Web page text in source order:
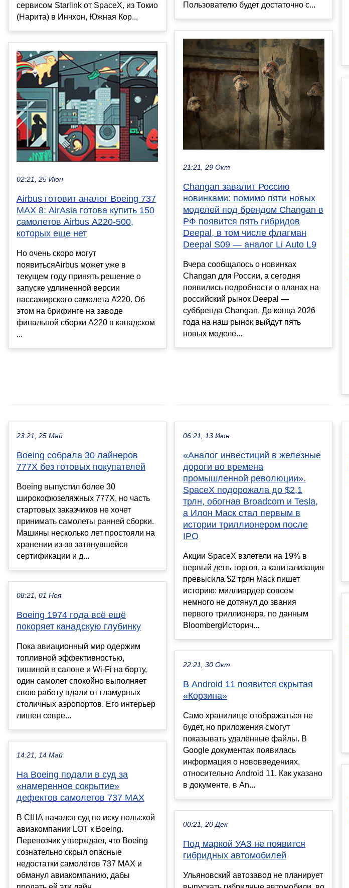
сервисом Starlink от SpaceX, из Токио
(Нарита) в Инчхон, Южная Кор...
02:21, 25 Июн
Airbus готовит аналог Boeing 737
MAX 8: AirAsia готова купить 150
самолетов Airbus A220-500,
которых еще нет
Но очень скоро могут
появитьсяAirbus может уже в
текущем году принять решение о
запуске удлиненной версии
пассажирского самолета A220. Об
этом на брифинге на заводе
финальной сборки A220 в канадском
...
Пользователю будет достаточно с...
21:21, 29 Окт
Changan завалит Россию
новинками: помимо пяти новых
моделей под брендом Changan в
РФ появится пять гибридов
Deepal, в том числе флагман
Deepal S09 — аналог Li Auto L9
Вчера сообщалось о новинках
Changan для России, а сегодня
появились подробности о планах на
российский рынок Deepal —
суббренда Changan. До конца 2026
года на наш рынок выйдут пять
новых моделе...
23:21, 25 Май
Boeing собрала 30 лайнеров
777X без готовых покупателей
Boeing выпустил более 30
широкофюзеляжных 777X, но часть
стартовых заказчиков не хочет
принимать самолеты ранней сборки.
Машины несколько лет простояли на
хранении из-за затянувшейся
сертификации и д...
08:21, 01 Ноя
Boeing 1974 года всё ещё
покоряет канадскую глубинку
Пока авиационный мир одержим
топливной эффективностью,
тишиной в салоне и Wi-Fi на борту,
один самолет спокойно выполняет
свою работу вдали от гламурных
столичных аэропортов. Его интерьер
лишен совре...
14:21, 14 Май
На Boeing подали в суд за
«намеренное сокрытие»
дефектов самолетов 737 MAX
В США начался суд по иску польской
авиакомпании LOT к Boeing.
Перевозчик утверждает, что Boeing
сознательно скрыл опасные
недостатки самолётов 737 MAX и
обманул авиакомпанию, дабы
06:21, 13 Июн
«Аналог инвестиций в железные
дороги во времена
промышленной революции».
SpaceX подорожала до $2,1
трлн, обогнав Broadcom и Tesla,
а Илон Маск стал первым в
истории триллионером после
IPO
Акции SpaceX взлетели на 19% в
первый день торгов, а капитализация
превысила $2 трлн Маск пишет
историю: миллиардер совсем
немного не дотянул до звания
первого триллионера, по данным
BloombergИсторич...
22:21, 30 Окт
В Android 11 появится скрытая
«Корзина»
Само хранилище отображаться не
будет, но приложения смогут
показывать удалённые файлы. В
Google документах появилась
информация о нововведениях,
относительно Android 11. Как указано
в документе, в An...
00:21, 20 Дек
Под маркой УАЗ не появится
гибридных автомобилей
Ульяновский автозавод не планирует